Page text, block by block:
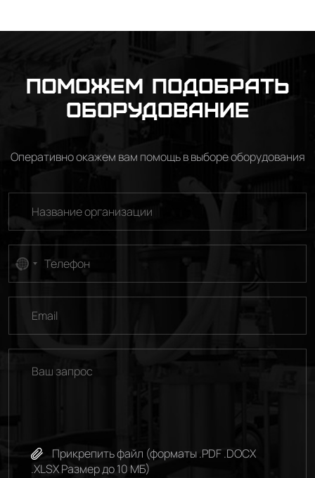
Поможем подобрать
оборудование
Оперативно окажем вам помощь в выборе оборудования
No
Прикрепить файл (форматы .PDF .DOCX
.XLSX Размер до 10 МБ)